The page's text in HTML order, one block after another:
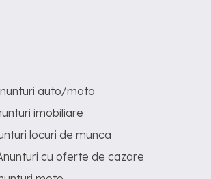
auto/moto
imobiliare
locuri de munca
cu oferte de cazare